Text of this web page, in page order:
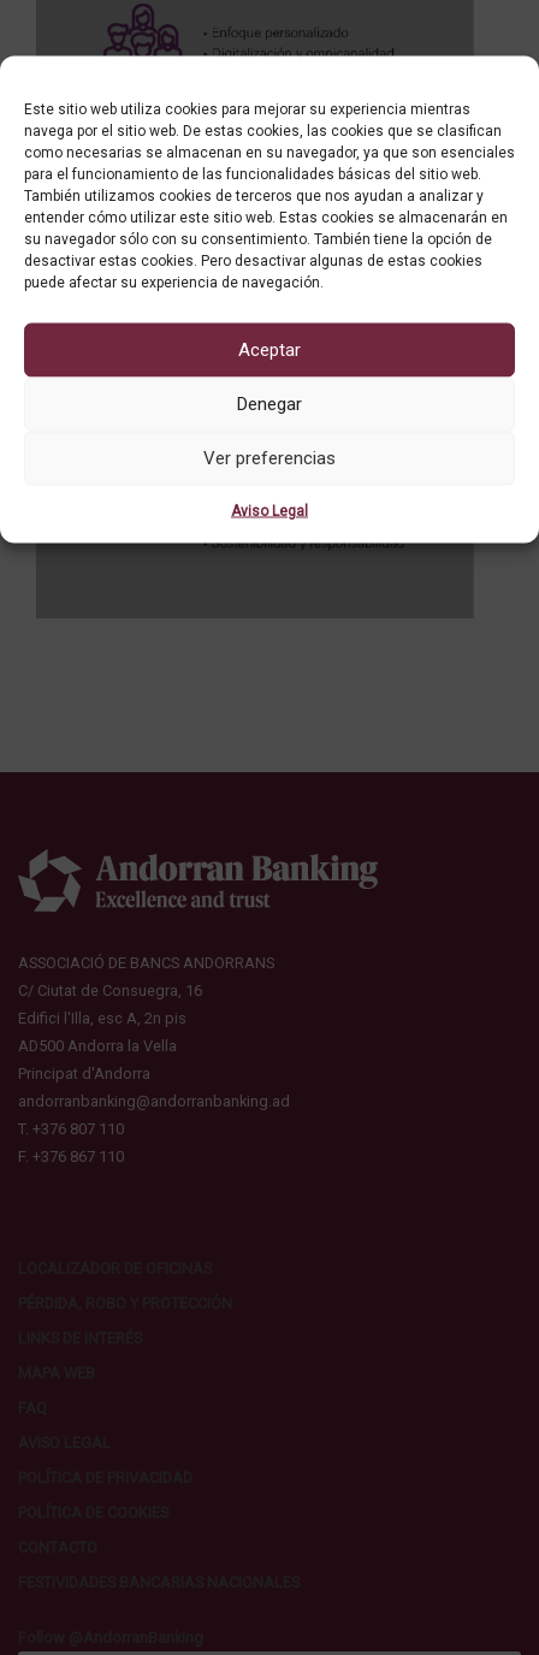
Este sitio web utiliza cookies para mejorar su experiencia mientras
navega por el sitio web. De estas cookies, las cookies que se clasifican
como necesarias se almacenan en su navegador, ya que son esenciales
para el funcionamiento de las funcionalidades básicas del sitio web.
También utilizamos cookies de terceros que nos ayudan a analizar y
entender cómo utilizar este sitio web. Estas cookies se almacenarán en
su navegador sólo con su consentimiento. También tiene la opción de
desactivar estas cookies. Pero desactivar algunas de estas cookies
puede afectar su experiencia de navegación.
Aceptar
Denegar
Ver preferencias
Aviso Legal
ASSOCIACIÓ DE BANCS ANDORRANS
C/ Ciutat de Consuegra, 16
Edifici l'Illa, esc A, 2n pis
AD500 Andorra la Vella
Principat d'Andorra
andorranbanking@andorranbanking.ad
T. +376 807 110
F. +376 867 110